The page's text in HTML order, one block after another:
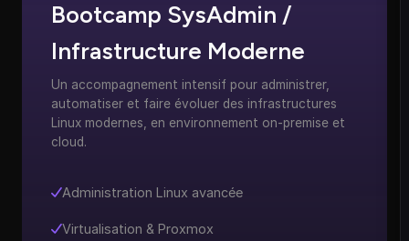
Bootcamp SysAdmin /
Infrastructure Moderne
Un accompagnement intensif pour administrer,
automatiser et faire évoluer des infrastructures
Linux modernes, en environnement on-premise et
cloud.
Administration Linux avancée
Virtualisation & Proxmox